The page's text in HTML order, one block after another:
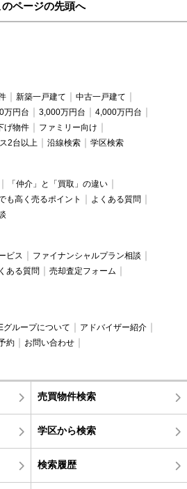
のページの先頭へ
新築一戸建て
中古一戸建て
万円台 3,000万円台
4,000万円台
げ物件
ファミリー向け
2台以上 沿線検索 学区検索
「仲介」と「買取」の違い
も高く売るポイント
よくある質問
ビス
ファイナンシャルプラン相談
ある質問
売却査定フォーム
グループについて
アドバイザー紹介
約
お問い合わせ
売買物件検索
学区から検索
検索履歴